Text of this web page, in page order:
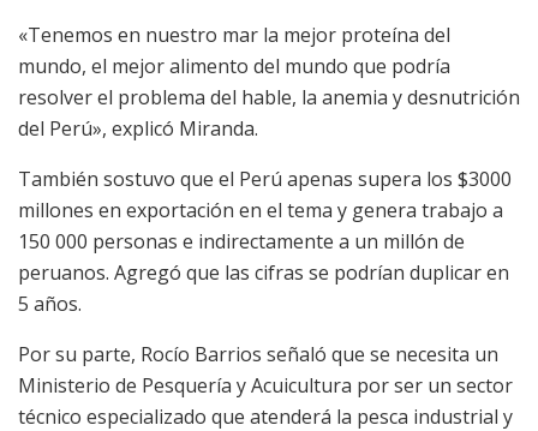
«Tenemos en nuestro mar la mejor proteína del
mundo, el mejor alimento del mundo que podría
resolver el problema del hable, la anemia y desnutrición
del Perú», explicó Miranda.
También sostuvo que el Perú apenas supera los $3000
millones en exportación en el tema y genera trabajo a
150 000 personas e indirectamente a un millón de
peruanos. Agregó que las cifras se podrían duplicar en
5 años.
Por su parte, Rocío Barrios señaló que se necesita un
Ministerio de Pesquería y Acuicultura por ser un sector
técnico especializado que atenderá la pesca industrial y